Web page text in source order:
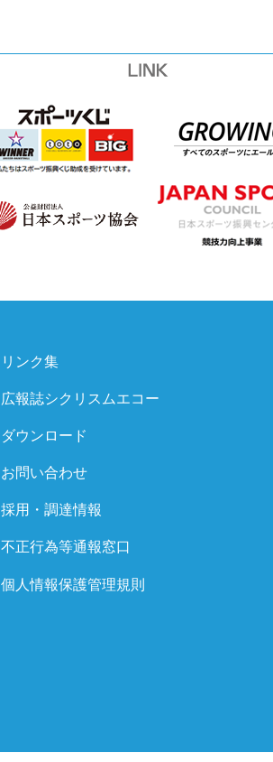
リンク集
広報誌シクリスムエコー
ダウンロード
お問い合わせ
採用・調達情報
不正行為等通報窓口
個人情報保護管理規則